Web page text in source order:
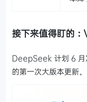
接下来值得盯的：
DeepSeek 计划 6 月
的第一次大版本更新。